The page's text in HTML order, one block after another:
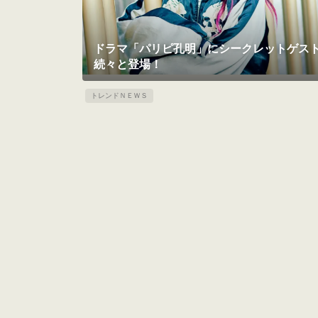
トレンドＮＥＷＳ
ドラマ「パリピ孔明」にシークレットゲス
続々と登場！